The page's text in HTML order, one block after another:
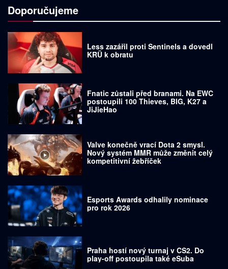
Doporučujeme
Less zazářil proti Sentinels a dovedl
KRÜ k obratu
Fnatic zůstali před branami. Na EWC
postoupili 100 Thieves, BIG, K27 a
JiJieHao
Valve konečně vrací Dota 2 smysl.
Nový systém MMR může změnit celý
kompetitivní žebříček
Esports Awards odhalily nominace
pro rok 2026
Praha hostí nový turnaj v CS2. Do
play-off postoupila také eSuba